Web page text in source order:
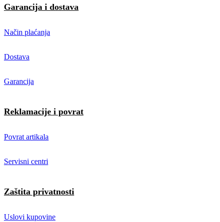
Garancija i dostava
Način plaćanja
Dostava
Garancija
Reklamacije i povrat
Povrat artikala
Servisni centri
Zaštita privatnosti
Uslovi kupovine